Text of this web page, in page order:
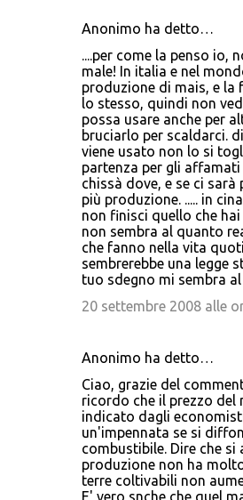
Anonimo ha detto…
....per come la penso io,
male! In italia e nel
produzione di mais, e la
lo stesso, quindi non
possa usare anche per
bruciarlo per scaldarci.
viene usato non lo si
partenza per gli
chissà dove, e se ci
più produzione. ..... in
non finisci quello che
non sembra al quanto
che fanno nella vita
sembrerebbe una legge
tuo sdegno mi sembra
20 settembre 2008 alle
Anonimo ha detto…
Ciao, grazie del
ricordo che il prezzo del
indicato dagli
un'impennata se si
combustibile. Dire che si
produzione non ha
terre coltivabili non
E' vero snche che quel